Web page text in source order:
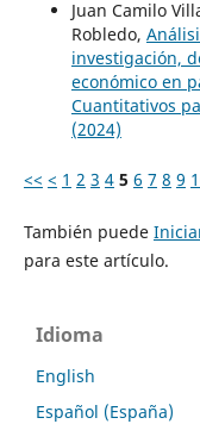
Juan Camilo
Robledo,
investigación,
económico en
Cuantitativos
(2024)
<< < 1 2 3 4 5 6 7 8 9
También puede
para este artículo.
Idioma
English
Español (España)